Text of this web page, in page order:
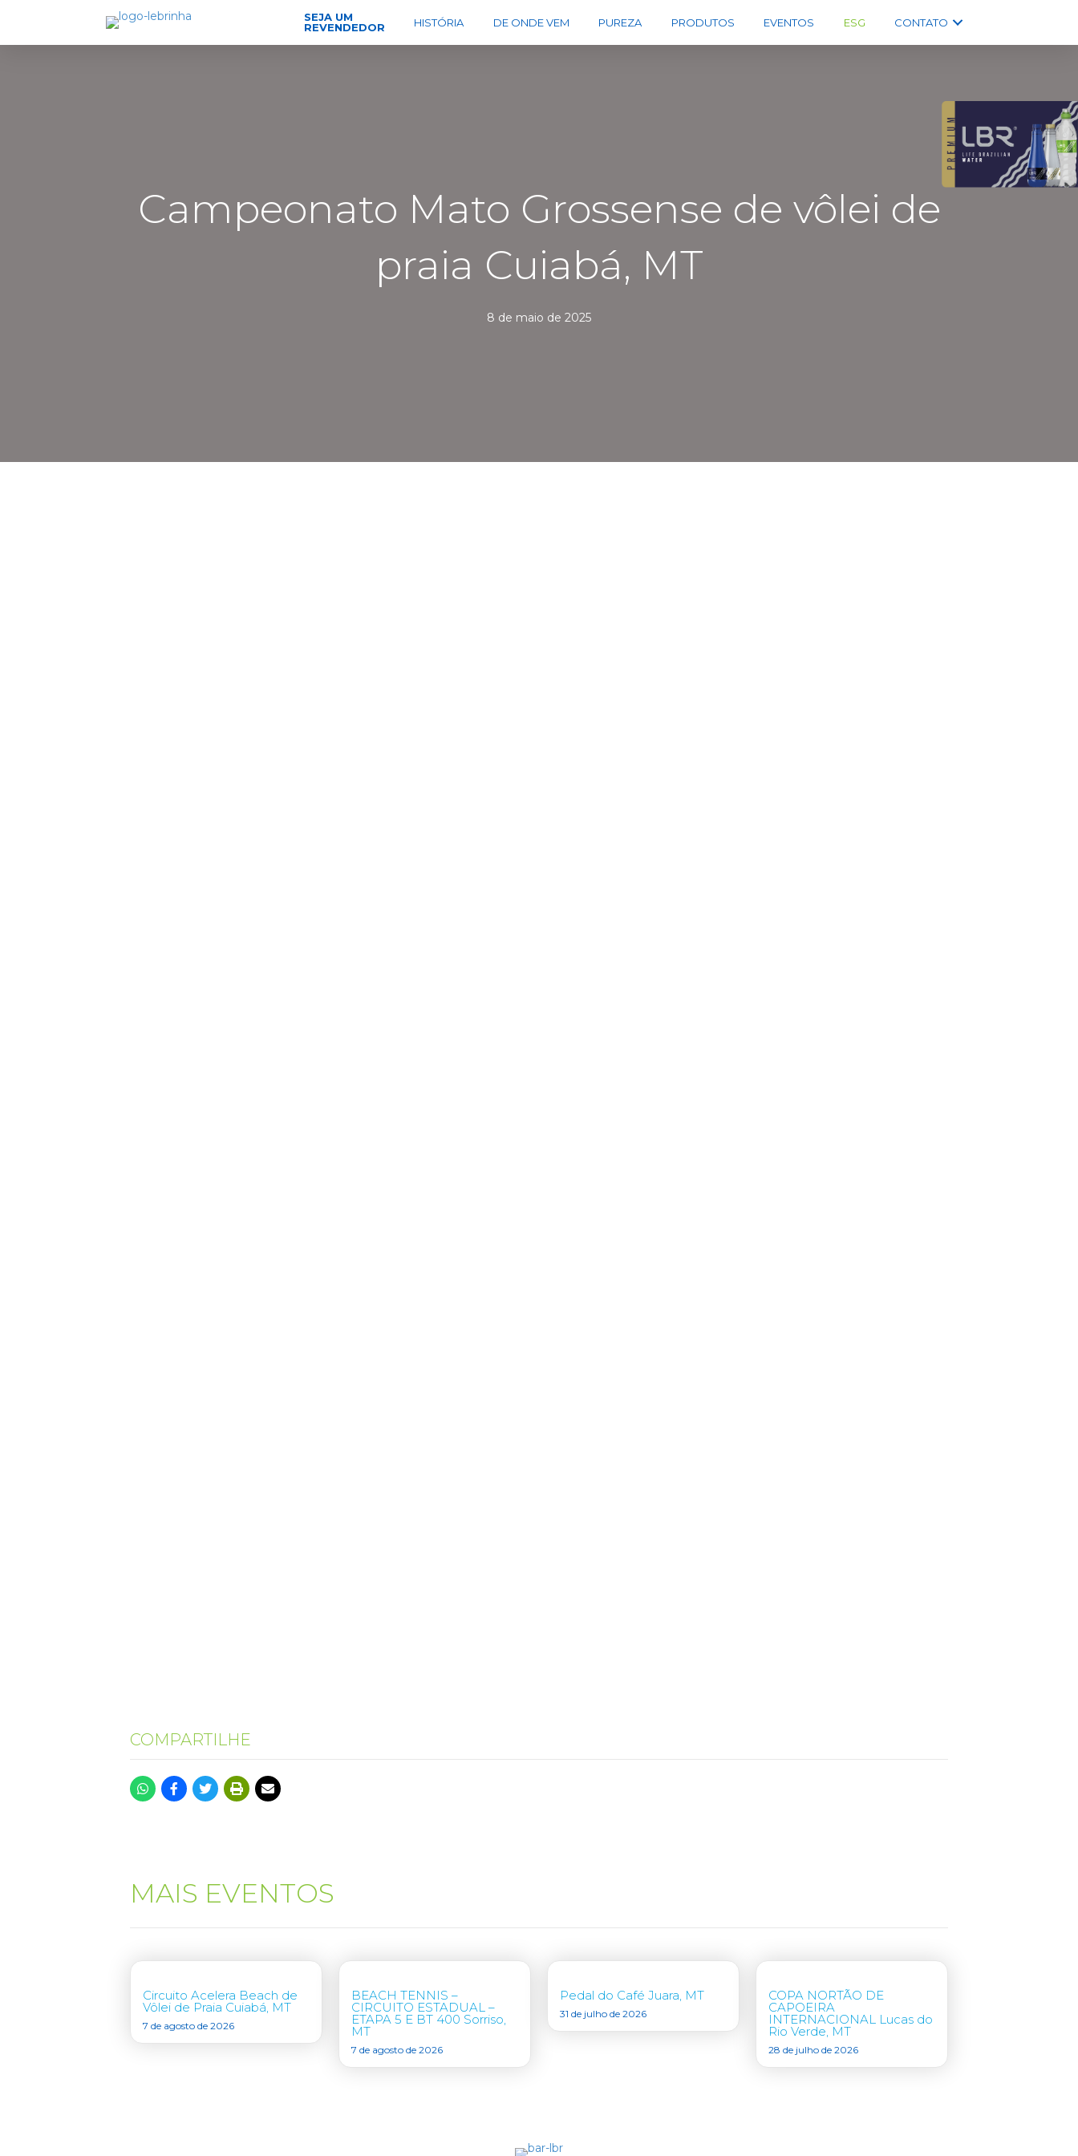
SEJA UM
REVENDEDOR
HISTÓRIA DE ONDE VEM PUREZA PRODUTOS EVENTOS ESG CONTATO
Campeonato Mato Grossense de vôlei de
praia Cuiabá, MT
8 de maio de 2025
COMPARTILHE
MAIS EVENTOS
Circuito Acelera Beach de
Vôlei de Praia Cuiabá, MT
7 de agosto de 2026
BEACH TENNIS –
CIRCUITO ESTADUAL –
ETAPA 5 E BT 400 Sorriso,
MT
7 de agosto de 2026
Pedal do Café Juara, MT
31 de julho de 2026
COPA NORTÃO DE
CAPOEIRA
INTERNACIONAL Lucas do
Rio Verde, MT
28 de julho de 2026